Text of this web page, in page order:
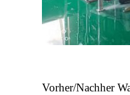
Vorher/Nachher